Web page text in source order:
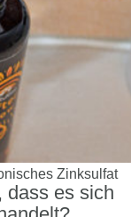
Zinksulfat
dass es sich